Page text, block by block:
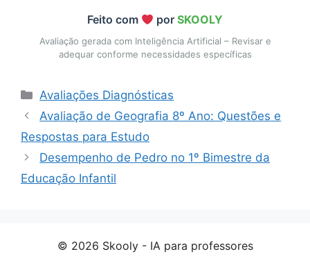
Feito com porSKOOLY
Avaliação gerada com Inteligência Artificial – Revisar e
adequar conforme necessidades específicas
Categorias
Avaliações Diagnósticas
Avaliação de Geografia 8º Ano: Questões e
Respostas para Estudo
Desempenho de Pedro no 1º Bimestre da
Educação Infantil
© 2026 Skooly - IA para professores